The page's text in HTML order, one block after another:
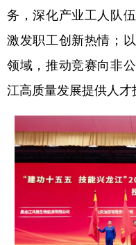
广东 广西
四川 贵州
陕西 甘肃
内蒙古
多语种频道
English Español
Русский язык
务，深化产业工人队
激发职工创新热情；
领域，推动竞赛向非
江高质量发展提供人才